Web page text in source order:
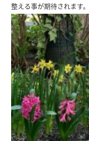
整える事が期待されます。